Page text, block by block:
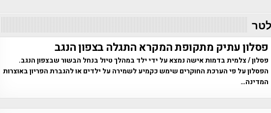
פסלון עתיק מתקופת המקרא התגלה בצפון הנגב
פסלון / צלמית בדמות אישה נמצא על ידי ילד במהלך טיול בנחל הבשור שבצפון הנגב.
הפסלון על פי הערכת החוקרים שימש כקמיע לשמירה על ילדים או להגברת הפריון באוצרות
המדינה…